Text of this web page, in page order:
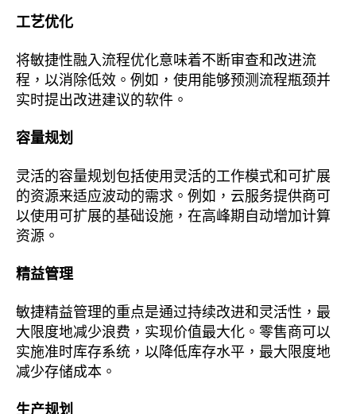
工艺优化
将敏捷性融入流程优化意味着不断审查和改进流
程，以消除低效。例如，使用能够预测流程瓶颈并
实时提出改进建议的软件。
容量规划
灵活的容量规划包括使用灵活的工作模式和可扩展
的资源来适应波动的需求。例如，云服务提供商可
以使用可扩展的基础设施，在高峰期自动增加计算
资源。
精益管理
敏捷精益管理的重点是通过持续改进和灵活性，最
大限度地减少浪费，实现价值最大化。零售商可以
实施准时库存系统，以降低库存水平，最大限度地
减少存储成本。
生产规划